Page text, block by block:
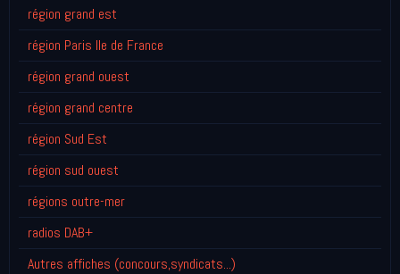
région grand est
région Paris Ile de France
région grand ouest
région grand centre
région Sud Est
région sud ouest
régions outre-mer
radios DAB+
Autres affiches (concours,syndicats...)